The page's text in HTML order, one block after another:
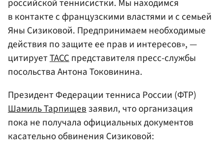
российской теннисистки. Мы находимся
в контакте с французскими властями и с семьей
Яны Сизиковой. Предпринимаем необходимые
действия по защите ее прав и интересов», —
цитируетТАССпредставителя пресс-службы
посольства Антона Токовинина.
Президент Федерации тенниса России (ФТР)
Шамиль Тарпищевзаявил, что организация
пока не получала официальных документов
касательно обвинения Сизиковой: